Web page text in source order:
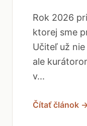
Rok 2026
ktorej sme
Učiteľ už
ale
v...
Čítať článok